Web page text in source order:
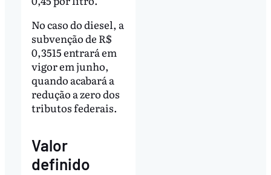
No caso do diesel, a
subvenção de R$
0,3515 entrará em
vigor em junho,
quando acabará a
redução a zero dos
tributos federais.
Valor
definido